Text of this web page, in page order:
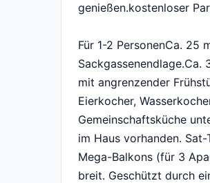
genießen.kostenloser
Für 1-2 PersonenCa. 25
Sackgassenendlage.Ca.
mit angrenzender
Eierkocher,
Gemeinschaftsküche
im Haus vorhanden.
Mega-Balkons (für 3
breit. Geschützt durch